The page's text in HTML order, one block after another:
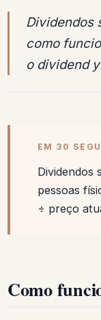
Dividendos
como
o dividend
EM 30
Dividendos
pessoas
÷ preço
Como